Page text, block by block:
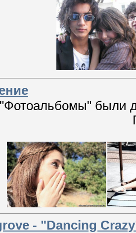
были
- "Dancing